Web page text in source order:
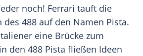
noch! Ferrari tauft die
des 488 auf den Namen Pista.
eine Brücke zum
den 488 Pista fließen Ideen